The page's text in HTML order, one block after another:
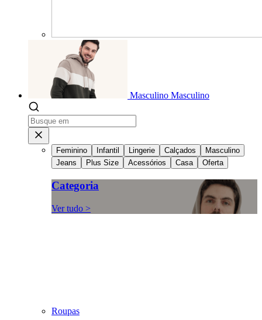
Masculino Masculino
Feminino Infantil Lingerie Calçados
Masculino
Jeans
Plus Size Acessórios Casa Oferta
Categoria
Ver tudo >
Roupas